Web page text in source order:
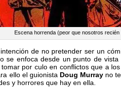
Escena horrenda (peor que nosotros
de no pretender ser un
se enfoca desde un punto de
por culo en conflictos que a
ello el guionista Doug Murray no
y horrores que hay en ella.